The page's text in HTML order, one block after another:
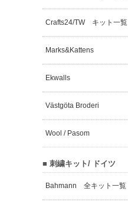
Crafts24/TW キット一覧
Marks&Kattens
Ekwalls
Västgöta Broderi
Wool / Pasom
■ 刺繍キット/ ドイツ
Bahmann 全キット一覧